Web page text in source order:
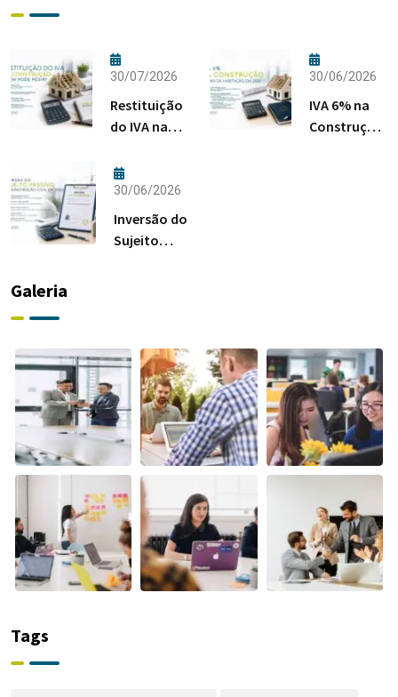
30/07/2026
Restituição
do IVA na
Quem Pode
Pedir?
30/06/2026
IVA 6% na
Construção:
30/06/2026
Inversão do
Sujeito
Galeria
Tags